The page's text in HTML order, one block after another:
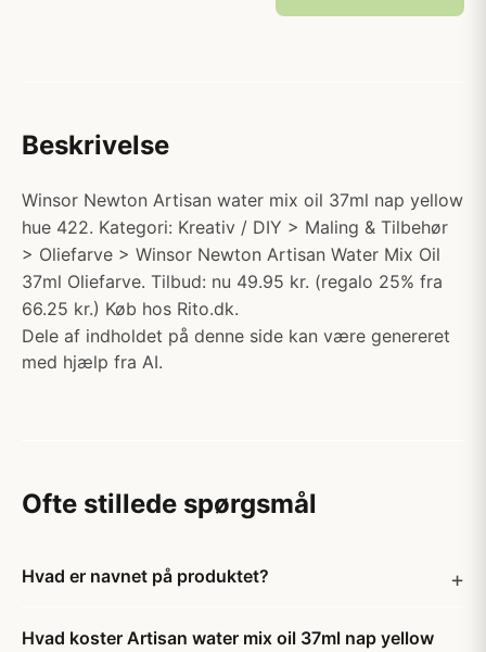
Beskrivelse
Winsor Newton Artisan water mix oil 37ml nap yellow
hue 422. Kategori: Kreativ / DIY > Maling & Tilbehør
> Oliefarve > Winsor Newton Artisan Water Mix Oil
37ml Oliefarve. Tilbud: nu 49.95 kr. (regalo 25% fra
66.25 kr.) Køb hos Rito.dk.
Dele af indholdet på denne side kan være genereret
med hjælp fra AI.
Ofte stillede spørgsmål
Hvad er navnet på produktet?
Hvad koster Artisan water mix oil 37ml nap yellow